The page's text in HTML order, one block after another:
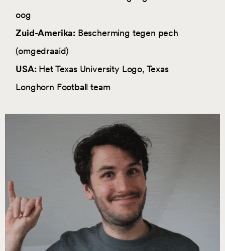
oog
Zuid-Amerika: Bescherming tegen pech
(omgedraaid)
USA:Het Texas University Logo, Texas
Longhorn Football team